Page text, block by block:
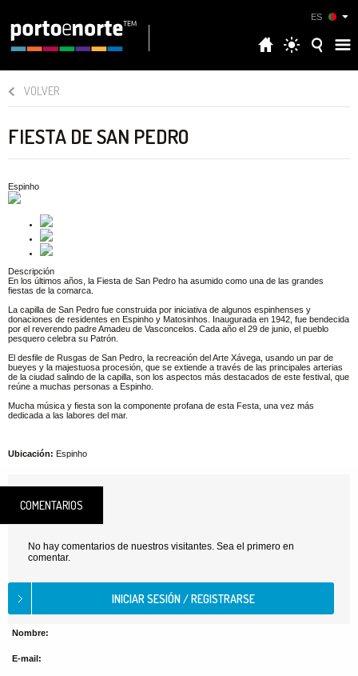
ES
VOLVER
FIESTA DE SAN PEDRO
Espinho
Descripción
En los últimos años, la Fiesta de San Pedro ha asumido como una de las grandes
fiestas de la comarca.
La capilla de San Pedro fue construida por iniciativa de algunos espinhenses y
donaciones de residentes en Espinho y Matosinhos. Inaugurada en 1942, fue bendecida
por el reverendo padre Amadeu de Vasconcelos. Cada año el 29 de junio, el pueblo
pesquero celebra su Patrón.
El desfile de Rusgas de San Pedro, la recreación del Arte Xávega, usando un par de
bueyes y la majestuosa procesión, que se extiende a través de las principales arterias
de la ciudad salindo de la capilla, son los aspectos más destacados de este festival, que
reúne a muchas personas a Espinho.
Mucha música y fiesta son la componente profana de esta Festa, una vez más
dedicada a las labores del mar.
Ubicación: Espinho
COMENTARIOS
No hay comentarios de nuestros visitantes. Sea el primero en
comentar.
Nombre:
E-mail: